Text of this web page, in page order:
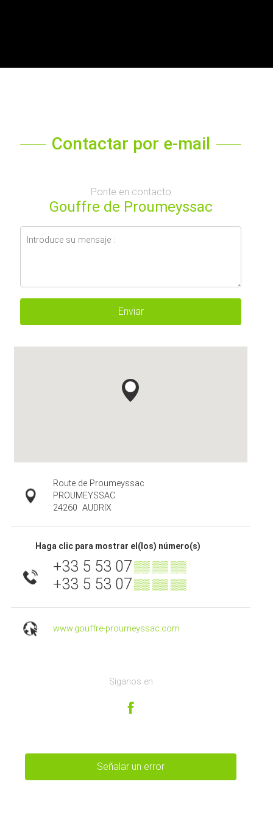
Contactar por e-mail
Ponte en contacto
Gouffre de Proumeyssac
Enviar
Route de Proumeyssac
PROUMEYSSAC
24260 AUDRIX
Haga clic para mostrar el(los) número(s)
+33 5 53 07▒▒ ▒▒ ▒▒
+33 5 53 07▒▒ ▒▒ ▒▒
www.gouffre-proumeyssac.com
Síganos en
Señalar un error